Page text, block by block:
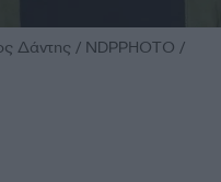
Δάντης / NDPPHOTO /